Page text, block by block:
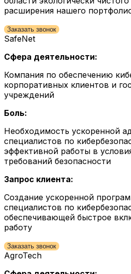
расширения нашего
Заказать звонок
SafeNet
Сфера деятельности:
Компания по обеспечению
корпоративных клиентов и
учреждений
Боль:
Необходимость ускоренной
специалистов по
эффективной работы в
требований безопасности
Запрос клиента:
Создание ускоренной
специалистов по
обеспечивающей быстрое
работу
Заказать звонок
AgroTech